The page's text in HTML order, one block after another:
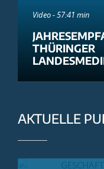
Video - 57:41 min
THÜRINGER
AKTUELLE